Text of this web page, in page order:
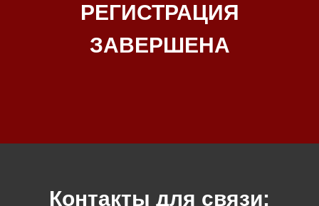
РЕГИСТРАЦИЯ
ЗАВЕРШЕНА
Контакты для связи: